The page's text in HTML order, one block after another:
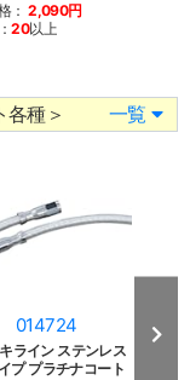
： 2,090円
20以上
種＞ 一覧
014724
ライン ステンレス
プ プラチナコート
商